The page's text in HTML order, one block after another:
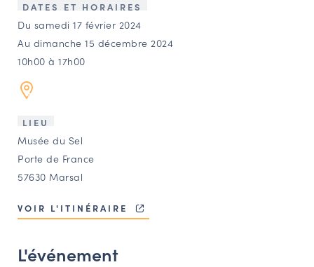
LES ACTIONS PHARES
CONTACT
Agenda
Annuaire
Ressources
BOURSE D’ÉCHANGE
CARTES DES NAUDIN
DATES ET HORAIRES
Du samedi 17 février 2024
Au dimanche 15 décembre 2024
10h00 à 17h00
LIEU
Musée du Sel
Porte de France
57630 Marsal
VOIR L'ITINÉRAIRE
L'événement